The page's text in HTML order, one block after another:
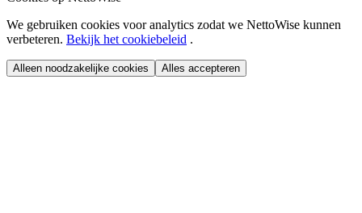
We gebruiken cookies voor analytics zodat we NettoWise kunnen
verbeteren. Bekijk het cookiebeleid .
Alleen noodzakelijke cookies Alles accepteren